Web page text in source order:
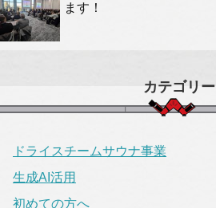
ます！
カテゴリー
ドライスチームサウナ事業
生成AI活用
初めての方へ